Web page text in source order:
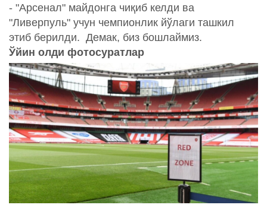
- "Арсенал" майдонга чиқиб келди ва
"Ливерпуль" учун чемпионлик йўлаги ташкил
этиб берилди. Демак, биз бошлаймиз.
Ўйин олди фотосуратлар